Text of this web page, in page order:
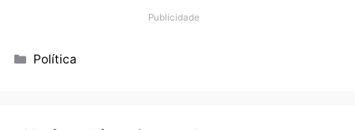
políticas públicas que garantam melhores condições